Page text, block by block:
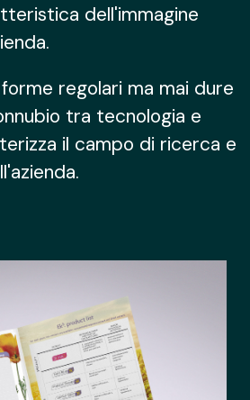
dell'immagine
regolari ma mai dure
tra tecnologia e
il campo di ricerca e